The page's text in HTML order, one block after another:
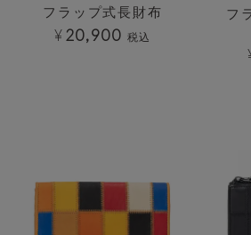
フラップ式長財布
¥ 20,900 税込
フ